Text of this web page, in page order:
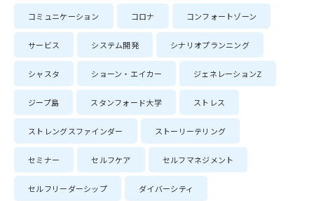
コミュニケーション コロナ コンフォートゾーン
サービス システム開発 シナリオプランニング
シャスタ ショーン・エイカー ジェネレーションZ
ジープ島 スタンフォード大学 ストレス
ストレングスファインダー ストーリーテリング
セミナー セルフケア セルフマネジメント
セルフリーダーシップ ダイバーシティ